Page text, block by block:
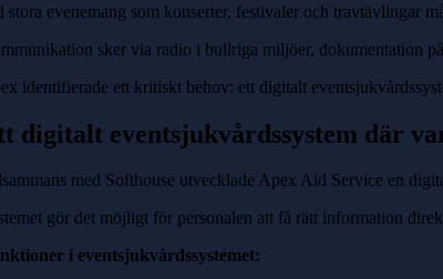
stora evenemang som konserter, festivaler och travtävlingar
sker via radio i bullriga miljöer, dokumentation
identifierade ett kritiskt behov: ett digitalt
digitalt eventsjukvårdssystem där
med Softhouse utvecklade Apex Aid Service en
gör det möjligt för personalen att få rätt information
i eventsjukvårdssystemet: